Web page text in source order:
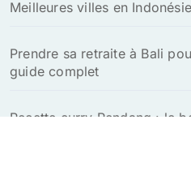
Meilleures villes en
Prendre sa retraite à Bali
guide complet
Recette curry Rendang : le